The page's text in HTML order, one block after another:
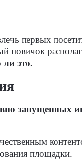
первых
новичок
ли это.
запущенных
площадки.